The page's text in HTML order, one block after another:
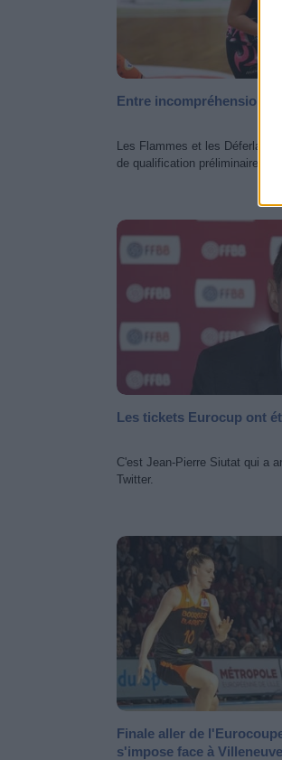
Entre incompréhension et
Les Flammes et les
de qualification préliminaire
Les tickets Eurocup ont
C'est Jean-Pierre Siutat qui a
Twitter.
Finale aller de
s'impose face à Villeneuve